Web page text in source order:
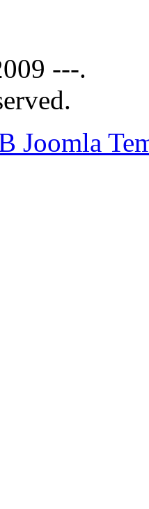
---.
Joomla